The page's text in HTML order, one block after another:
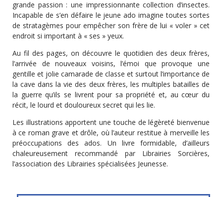
grande passion : une impressionnante collection d’insectes.
Incapable de s’en défaire le jeune ado imagine toutes sortes
de stratagèmes pour empêcher son frère de lui « voler » cet
endroit si important à « ses » yeux.
Au fil des pages, on découvre le quotidien des deux frères,
l’arrivée de nouveaux voisins, l’émoi que provoque une
gentille et jolie camarade de classe et surtout l’importance de
la cave dans la vie des deux frères, les multiples batailles de
la guerre qu’ils se livrent pour sa propriété et, au cœur du
récit, le lourd et douloureux secret qui les lie.
Les illustrations apportent une touche de légèreté bienvenue
à ce roman grave et drôle, où l’auteur restitue à merveille les
préoccupations des ados. Un livre formidable, d’ailleurs
chaleureusement recommandé par Librairies Sorcières,
l’association des Librairies spécialisées Jeunesse.